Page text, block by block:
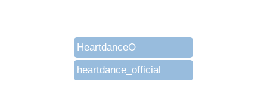
HeartdanceO
heartdance_official